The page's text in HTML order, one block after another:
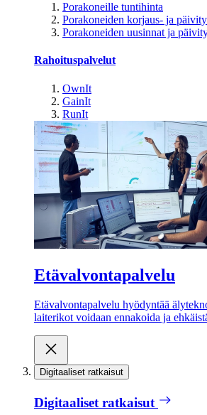
Porakoneille tuntihinta
Porakoneiden korjaus- ja
Porakoneiden uusinnat ja
Rahoituspalvelut
OwnIt
GainIt
RunIt
Etävalvontapalvelu
Etävalvontapalvelu hyödyntää
laiterikot voidaan ennakoida ja
Digitaaliset ratkaisut
Digitaaliset ratkaisut